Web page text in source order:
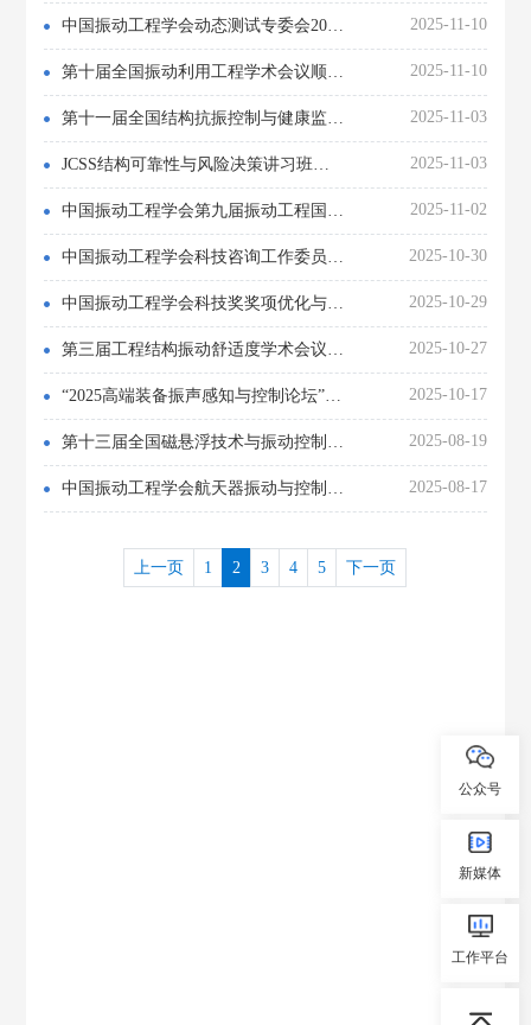
中国振动工程学会动态测试专委会2025年代表大会暨学术年会顺利召开 2025-11-10
第十届全国振动利用工程学术会议顺利召开 2025-11-10
第十一届全国结构抗振控制与健康监测学术会议在湖北省武汉市顺利召开 2025-11-03
JCSS结构可靠性与风险决策讲习班成功举办 2025-11-03
中国振动工程学会第九届振动工程国际会议暨青年学者论坛在南京顺利召开 2025-11-02
中国振动工程学会科技咨询工作委员会 2025 年度工作会议成功举办 2025-10-30
中国振动工程学会科技奖奖项优化与示范建设交流会 （国际学术贡献奖）在南京成功召开 2025-10-29
第三届工程结构振动舒适度学术会议顺利召开 2025-10-27
“2025高端装备振声感知与控制论坛”在北京成功举办 2025-10-17
第十三届全国磁悬浮技术与振动控制学术会议在青岛顺利召开 ​ 2025-08-19
中国振动工程学会航天器振动与控制专业委员会换届会议暨二届一次委员会议在西安圆满召开 2025-08-17
上一页 1 2 3 4 5 下一页
公众号
新媒体
工作平台